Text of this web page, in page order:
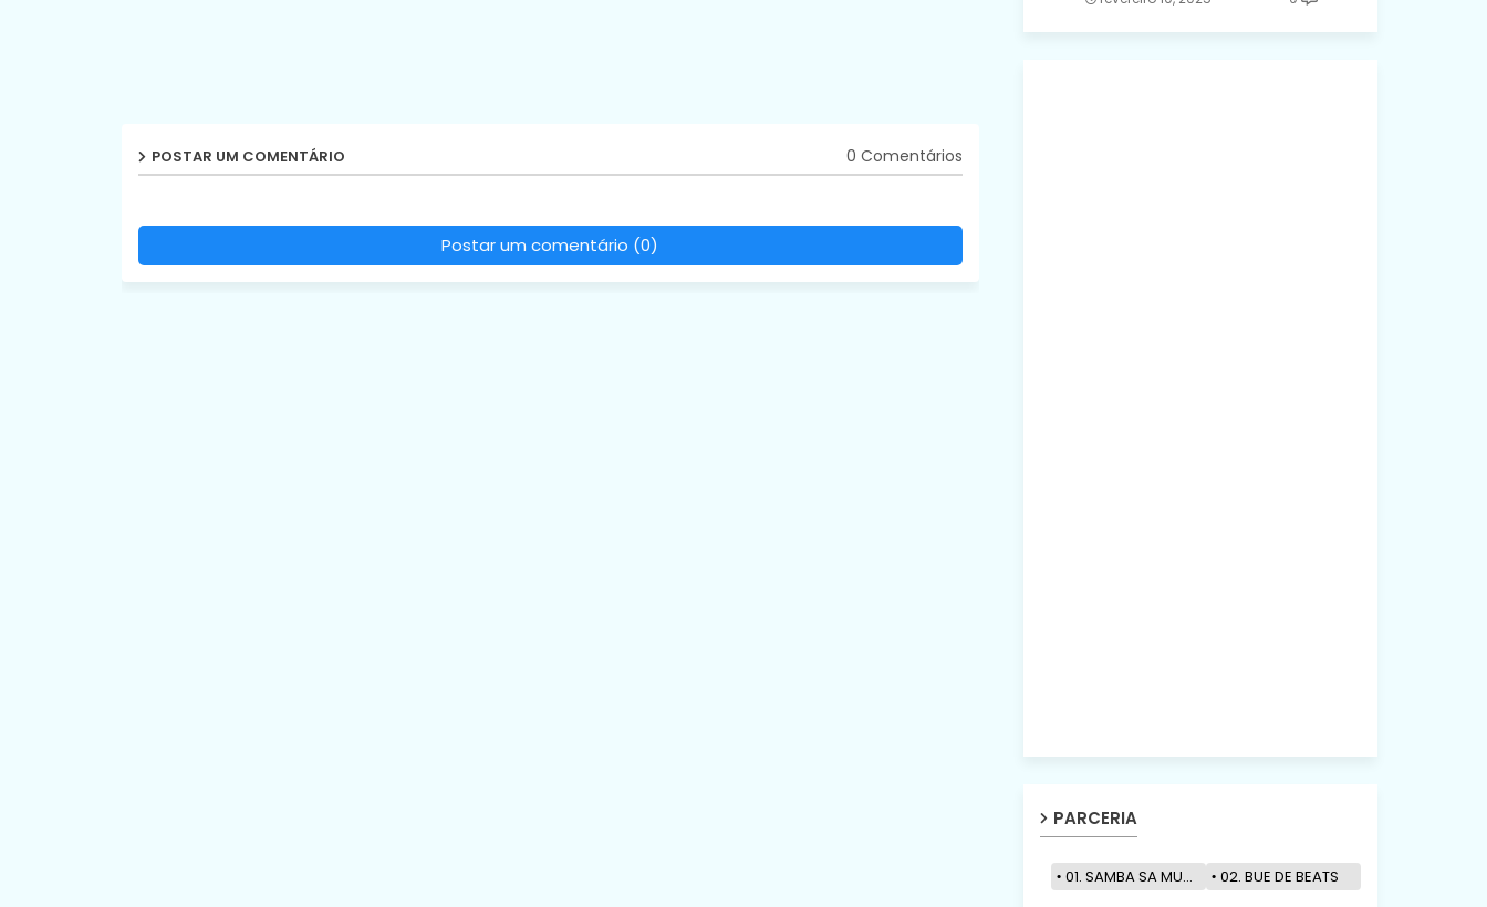
POSTAR UM COMENTÁRIO 0 Comentários
Postar um comentário (0)
PARCERIA
01. SAMBA SA MUZIK 02. BUE DE BEATS